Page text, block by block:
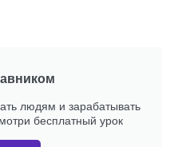
людям и зарабатывать
бесплатный урок